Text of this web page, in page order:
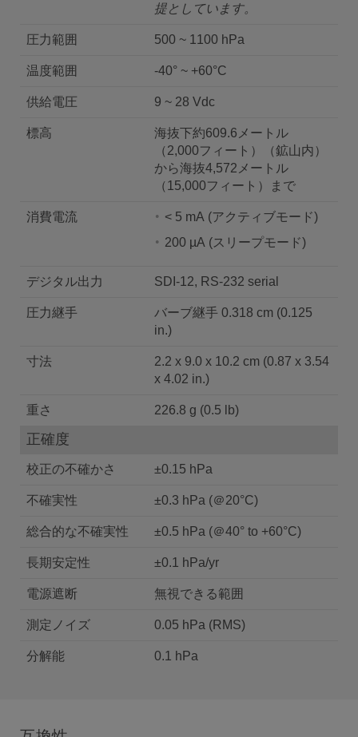
提としています。
圧力範囲 500 ~ 1100 hPa
温度範囲 -40° ~ +60°C
供給電圧 9 ~ 28 Vdc
標高
海抜下約609.6メートル
（2,000フィート）（鉱山内）
から海抜4,572メートル
（15,000フィート）まで
消費電流
< 5 mA (アクティブモード)
200 µΑ (スリープモード)
デジタル出力 SDI-12, RS-232 serial
圧力継手
バーブ継手 0.318 cm (0.125
in.)
寸法
2.2 x 9.0 x 10.2 cm (0.87 x 3.54
x 4.02 in.)
重さ 226.8 g (0.5 lb)
正確度
校正の不確かさ ±0.15 hPa
不確実性 ±0.3 hPa (＠20°C)
総合的な不確実性 ±0.5 hPa (＠40° to +60°C)
長期安定性 ±0.1 hPa/yr
電源遮断 無視できる範囲
測定ノイズ 0.05 hPa (RMS)
分解能 0.1 hPa